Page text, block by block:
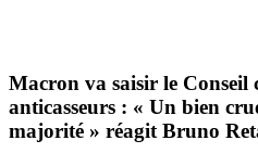
Macron va saisir le
anticasseurs : « Un bien
majorité » réagit Bruno